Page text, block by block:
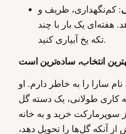
: کم‌نگهداری، ظریف و
هفته‌ای یک بار با چند
تکه یخ آبیاری کنید.
انتخاب، ساده‌ترین است
سارا را به خاطر دارم. او
کاری طولانی، یک دسته گل
سوپرمارکت خرید و به خانه
آنکه گل‌ها را تحویل دهد،